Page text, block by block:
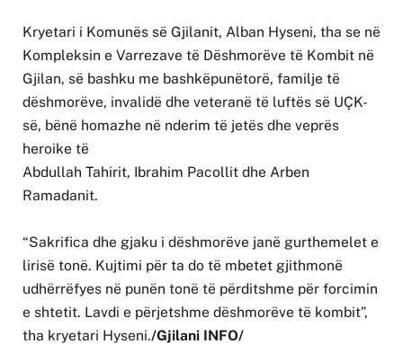
Kryetari i Komunës së Gjilanit, Alban Hyseni, tha se në
Kompleksin e Varrezave të Dëshmorëve të Kombit në
Gjilan, së bashku me bashkëpunëtorë, familje të
dëshmorëve, invalidë dhe veteranë të luftës së UÇK-
së, bënë homazhe në nderim të jetës dhe veprës
heroike të
Abdullah Tahirit, Ibrahim Pacollit dhe Arben
Ramadanit.
“Sakrifica dhe gjaku i dëshmorëve janë gurthemelet e
lirisë tonë. Kujtimi për ta do të mbetet gjithmonë
udhërrëfyes në punën tonë të përditshme për forcimin
e shtetit. Lavdi e përjetshme dëshmorëve të kombit”,
tha kryetari Hyseni./Gjilani INFO/